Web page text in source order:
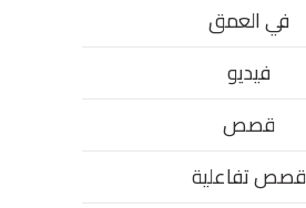
في العمق
فيديو
قصص
قصص تفاعلية